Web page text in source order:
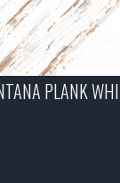
PLANK